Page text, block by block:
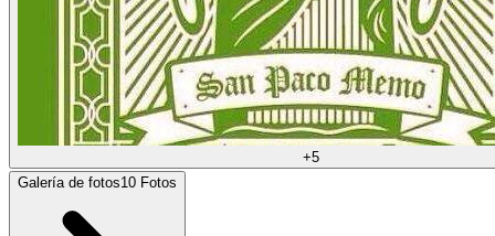
+5
Galería de fotos10 Fotos